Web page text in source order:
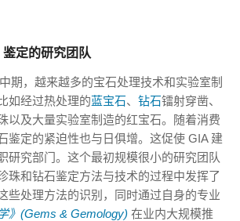
定的研究团队
期，越来越多的宝石处理技术和实验室制
如经过热处理的蓝宝石、 钻石镭射穿凿、
以及大量实验室制造的红宝石。随着消费
鉴定的紧迫性也与日俱增。这促使 GIA 建
研究部门。这个最初规模很小的研究团队
珠和钻石鉴定方法与技术的过程中发挥了
些处理方法的识别，同时通过自身的专业
》(Gems & Gemology) 在业内大规模推